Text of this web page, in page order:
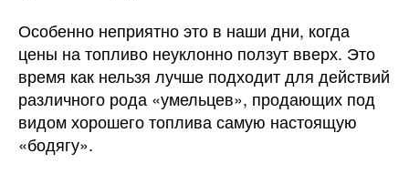
Особенно неприятно это в наши дни, когда
цены на топливо неуклонно ползут вверх. Это
время как нельзя лучше подходит для действий
различного рода «умельцев», продающих под
видом хорошего топлива самую настоящую
«бодягу».